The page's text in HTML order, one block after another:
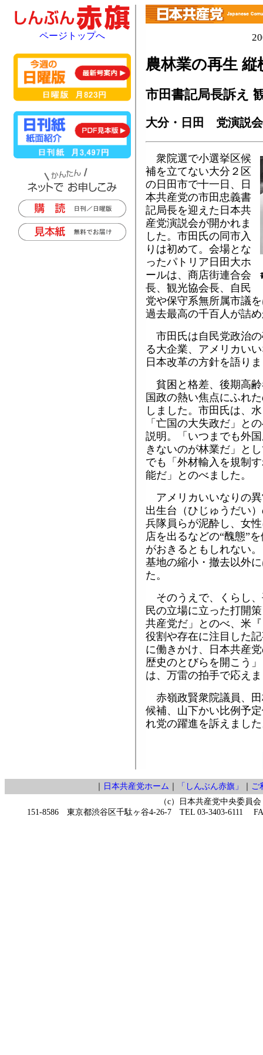
農林業の再生 縦
市田書記局長訴え
大分・日田 党演説会
衆院選で小選挙区候
補を立てない大分２区
の日田市で十一日、日
本共産党の市田忠義書
記局長を迎えた日本共
産党演説会が開かれま
した。市田氏の同市入
りは初めて。会場とな
ったパトリア日田大ホ
ールは、商店街連合会
長、観光協会長、自民
党や保守系無所属市議
過去最高の千百人が詰
市田氏は自民党政治
る大企業、アメリカい
日本改革の方針を語り
貧困と格差、後期高
国政の熱い焦点にふれ
しました。市田氏は、
「亡国の大失政だ」と
説明。「いつまでも外
きないのが林業だ」と
でも「外材輸入を規制
能だ」とのべました。
アメリカいいなりの
出生台（ひじゅうだい
兵隊員らが泥酔し、女
店を出るなどの“醜態”
がおきるともしれない
基地の縮小・撤去以外
た。
そのうえで、くらし
民の立場に立った打開
共産党だ」とのべ、米
役割や存在に注目した
に働きかけ、日本共産
歴史のとびらを開こう
は、万雷の拍手で応え
赤嶺政賢衆院議員、
候補、山下かい比例予
れ党の躍進を訴えまし
ページトップへ
日本共産党ホーム 「しんぶん赤旗」
ご
（c）日本共産党中央委員会
151-8586 東京都渋谷区千駄ヶ谷4-26-7 TEL 03-3403-6111